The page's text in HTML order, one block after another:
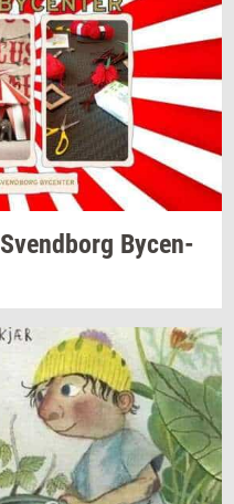
Svend­borg By­cen­